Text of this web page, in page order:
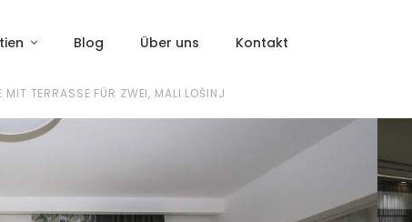
Blog Über uns Kontakt
TERRASSE FÜR ZWEI, MALI LOŠINJ